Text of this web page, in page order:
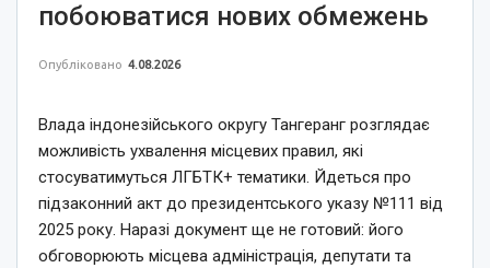
побоюватися нових обмежень
Опубліковано 4.08.2026
Влада індонезійського округу Тангеранг розглядає
можливість ухвалення місцевих правил, які
стосуватимуться ЛГБТК+ тематики. Йдеться про
підзаконний акт до президентського указу №111 від
2025 року. Наразі документ ще не готовий: його
обговорюють місцева адміністрація, депутати та